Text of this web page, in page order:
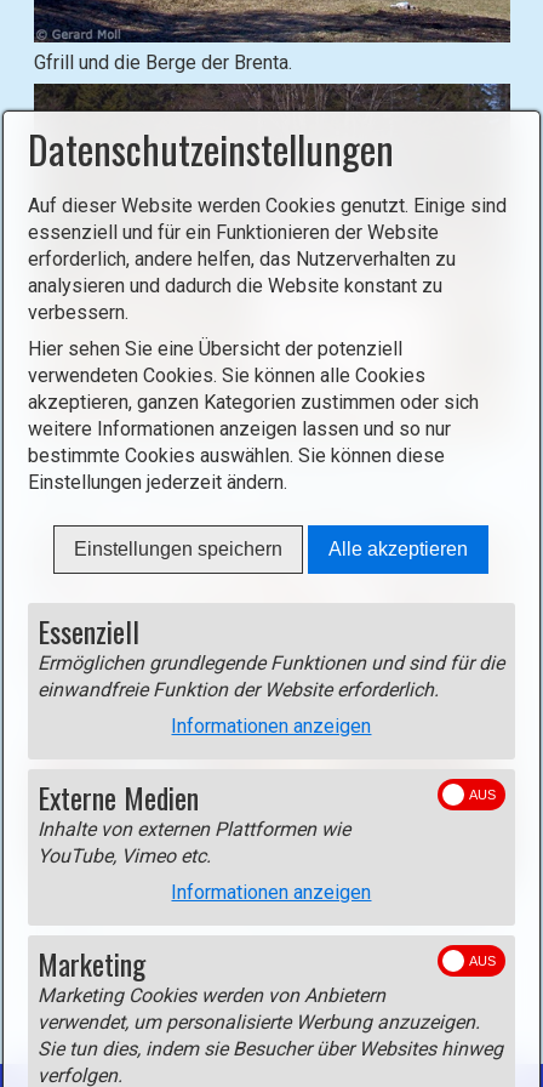
x
ö
f
f
e
n
(
o
p
n
i
m
a
g
e
n
l
i
h
t
b
.
B
i
l
d
i
n
L
i
g
t
b
o
x
ö
f
f
n
e
n
o
p
e
a
e
i
l
i
g
Gfrill und die Berge der Brenta.
B
i
d
i
n
i
g
h
x
f
f
n
Die sechseckige Kapelle Mariä Heimsuchung in der
Wiese wurde Ende des 17. Jahrhunderts errichtet.
B
i
i
n
Die aus der Zeit um 1500 stammende Pfarrkirche zur hl.
Margareth erhielt ihre heutige Gestalt zu Beginn des 20.
Jahrhunderts. Die Innenausstattung stammt zum
größten Teil auch aus dieser Zeit.
Datenschutzeinstellungen
Auf dieser Website werden Cookies genutzt. Einige sind
essenziell und für ein Funktionieren der Website
erforderlich, andere helfen, das Nutzerverhalten zu
analysieren und dadurch die Website konstant zu
verbessern.
Hier sehen Sie eine Übersicht der potenziell
verwendeten Cookies. Sie können alle Cookies
akzeptieren, ganzen Kategorien zustimmen oder sich
weitere Informationen anzeigen lassen und so nur
bestimmte Cookies auswählen. Sie können diese
Einstellungen jederzeit ändern.
Einstellungen speichern Alle akzeptieren
Essenziell
Ermöglichen grundlegende Funktionen und sind für die
einwandfreie Funktion der Website erforderlich.
Informationen anzeigen
Externe Medien
Inhalte von externen Plattformen wie
YouTube, Vimeo etc.
Informationen anzeigen
Marketing
Marketing Cookies werden von Anbietern
verwendet, um personalisierte Werbung anzuzeigen.
Sie tun dies, indem sie Besucher über Websites hinweg
verfolgen.